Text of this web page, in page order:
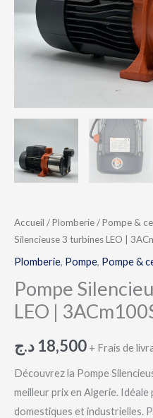
Accueil /Plomberie/Pompe &
Silencieuse 3 turbines LEO |
Plomberie, Pompe, Pompe &
Pompe
LEO |
18,500 د.ج + Frais de
Découvrez la Pompe
meilleur prix en Algerie.
domestiques et industrielles.